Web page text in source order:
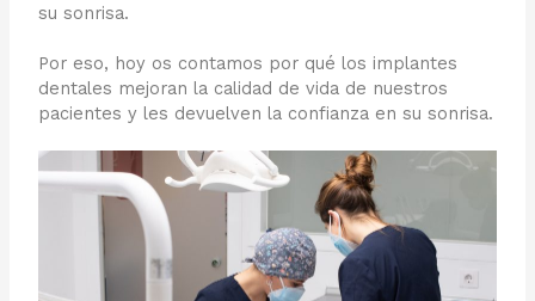
su sonrisa.
Por eso, hoy os contamos por qué los implantes
dentales mejoran la calidad de vida de nuestros
pacientes y les devuelven la confianza en su sonrisa.